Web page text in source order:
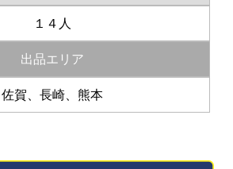
１４人
出品エリア
佐賀、長崎、熊本